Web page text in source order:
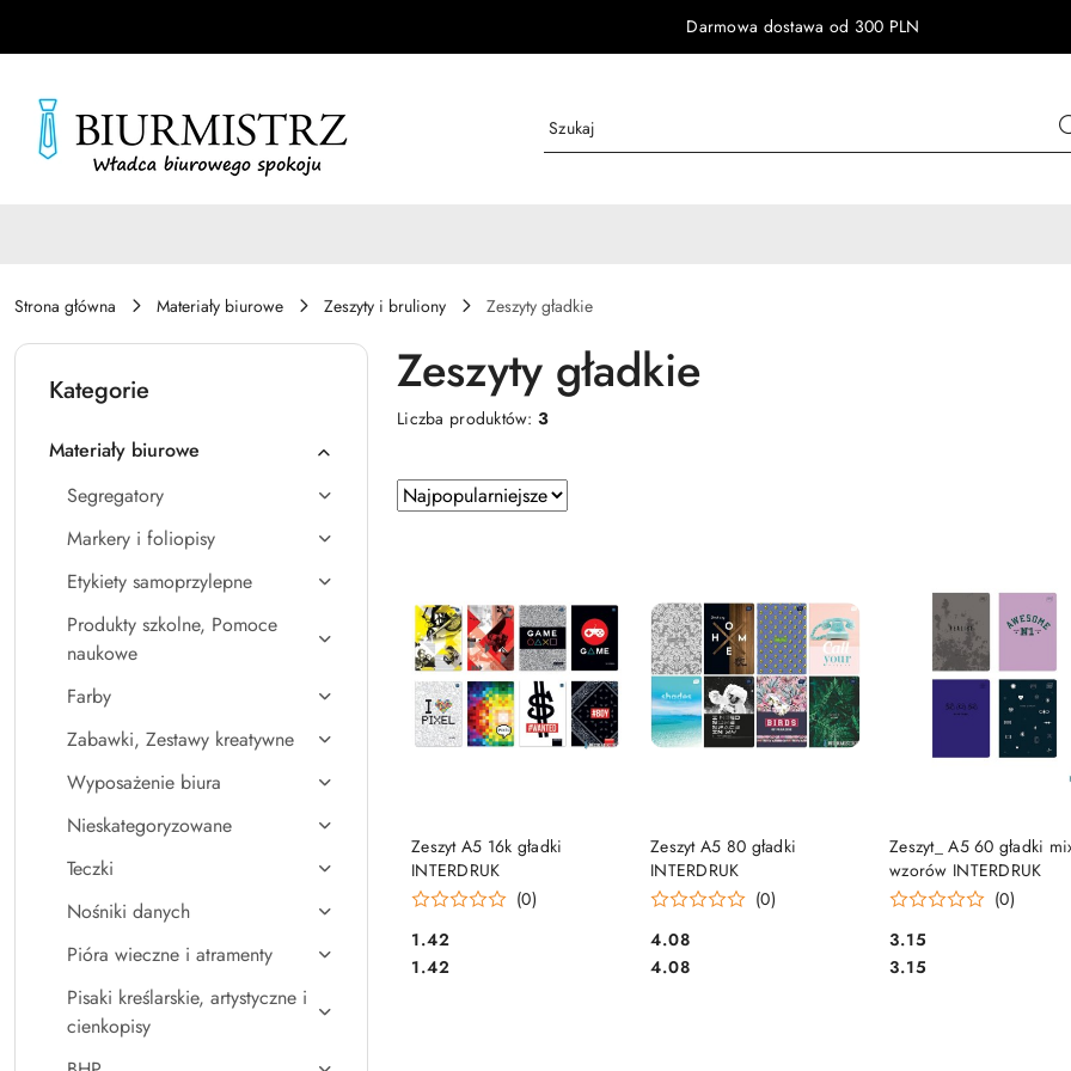
Darmowa dostawa od 300 PLN
Strona główna Materiały biurowe Zeszyty i bruliony Zeszyty gładkie
Kategorie
Materiały biurowe
Segregatory
Markery i foliopisy
Etykiety samoprzylepne
Produkty szkolne, Pomoce
naukowe
Farby
Zabawki, Zestawy kreatywne
Wyposażenie biura
Nieskategoryzowane
Teczki
Nośniki danych
Pióra wieczne i atramenty
Pisaki kreślarskie, artystyczne i
cienkopisy
Zeszyty gładkie
Liczba produktów:3
Zastosowano
sortowanie:
Sortuj
według
Zeszyt A5 16k gładki
INTERDRUK
(0)
Cena:
1.42
Cena:
1.42
DO KOSZYKA
Zeszyt A5 80 gładki
INTERDRUK
(0)
Cena:
4.08
Cena:
4.08
DO KOSZYKA
Zeszyt_ A5 60 gładki
wzorów INTERDRUK
(0)
Cena:
3.15
Cena:
3.15
DO KOSZYKA